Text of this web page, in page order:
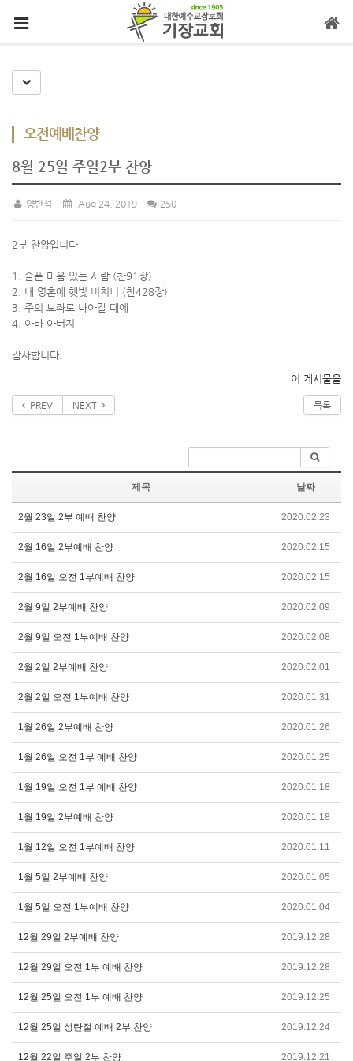
Toggle Dropdown
오전예배찬양
8월 25일 주일2부 찬양
양반석 Aug 24, 2019 250
2부 찬양입니다
1. 슬픈 마음 있는 사람 (찬91장)
2. 내 영혼에 햇빛 비치니 (찬428장)
3. 주의 보좌로 나아갈 때에
4. 아바 아버지
감사합니다.
이 게시물을
PREV NEXT 목록
제목 날짜
2월 23일 2부 예배 찬양 2020.02.23
2월 16일 2부예배 찬양 2020.02.15
2월 16일 오전 1부예배 찬양 2020.02.15
2월 9일 2부예배 찬양 2020.02.09
2월 9일 오전 1부예배 찬양 2020.02.08
2월 2일 2부예배 찬양 2020.02.01
2월 2일 오전 1부예배 찬양 2020.01.31
1월 26일 2부예배 찬양 2020.01.26
1월 26일 오전 1부 예배 찬양 2020.01.25
1월 19일 오전 1부 예배 찬양 2020.01.18
1월 19일 2부예배 찬양 2020.01.18
1월 12일 오전 1부예배 찬양 2020.01.11
1월 5일 2부예배 찬양 2020.01.05
1월 5일 오전 1부예배 찬양 2020.01.04
12월 29일 2부예배 찬양 2019.12.28
12월 29일 오전 1부 예배 찬양 2019.12.28
12월 25일 오전 1부 예배 찬양 2019.12.25
12월 25일 성탄절 예배 2부 찬양 2019.12.24
12월 22일 주일 2부 찬양 2019.12.21